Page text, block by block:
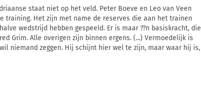
staat niet op het veld. Peter Boeve en Leo van Veen
training. Het zijn met name de reserves die aan het trainen
wedstrijd hebben gespeeld. Er is maar ??n basiskracht, die
Grim. Alle overigen zijn binnen ergens. (...) Vermoedelijk is
niemand zeggen. Hij schijnt hier wel te zijn, maar waar hij is,